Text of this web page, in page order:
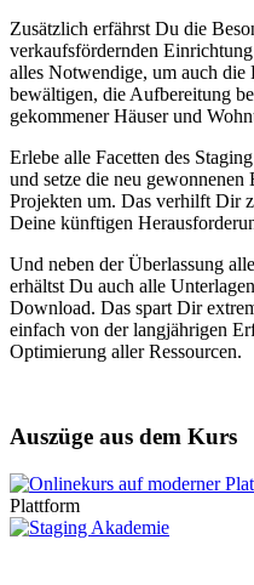
Zusätzlich erfährst Du die
verkaufsfördernden
alles Notwendige, um auch die
bewältigen, die Aufbereitung
gekommener Häuser und
Erlebe alle Facetten des
und setze die neu
Projekten um. Das verhilft Dir
Deine künftigen
Und neben der Überlassung
erhältst Du auch alle
Download. Das spart Dir
einfach von der langjährigen
Optimierung aller Ressourcen.
Auszüge aus dem Kurs
Plattform